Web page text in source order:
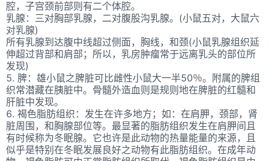
腔，子宫颈前部则有二个体腔。
乳腺：三对胸部乳腺，二对腹股沟乳腺。(小鼠五对，大鼠六
对乳腺)
所有乳腺到达腹中线超过侧面，胸线，和颈(小鼠乳腺组织延
伸超过背部和肩部；所以，乳房肿瘤常于远离乳头的部位所
发现)
5. 脾：雄小鼠之脾脏可比雌性小鼠大一半50％。附属的脾组
织常潜藏在胰脏中。骨髓外造血则是规则地在脾脏的红髓和
肝脏中发现。
6. 褐色脂肪组织：发生在许多地方；如：在肩胛，颈部，肾
脏周围，和胸腺部位等。最显著的脂肪组织发生在肩胛间且
有时候称为冬眠腺。它也许是此动物的热量能量的来源，且
似乎是特别在冬眠发展良好之动物有此脂肪组织。在成年动